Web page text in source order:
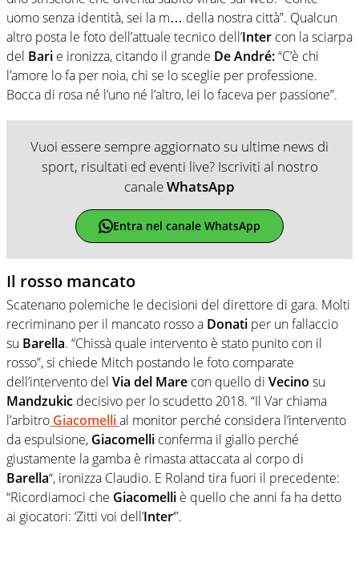
uomo senza identità, sei la m… della nostra città”. Qualcun
altro posta le foto dell’attuale tecnico dell’Inter con la sciarpa
del Bari e ironizza, citando il grande De André:“C’è chi
l’amore lo fa per noia, chi se lo sceglie per professione.
Bocca di rosa né l’uno né l’altro, lei lo faceva per passione”.
Vuoi essere sempre aggiornato su ultime news di
sport, risultati ed eventi live? Iscriviti al nostro
canaleWhatsApp
Entra nel canale WhatsApp
Il rosso mancato
Scatenano polemiche le decisioni del direttore di gara. Molti
recriminano per il mancato rosso a Donati per un fallaccio
su Barella. “Chissà quale intervento è stato punito con il
rosso”, si chiede Mitch postando le foto comparate
dell’intervento del Via del Mare con quello di Vecino su
Mandzukic decisivo per lo scudetto 2018. “Il Var chiama
l’arbitro Giacomellial monitor perché considera l’intervento
da espulsione, Giacomelli conferma il giallo perché
giustamente la gamba è rimasta attaccata al corpo di
Barella“, ironizza Claudio. E Roland tira fuori il precedente:
“Ricordiamoci che Giacomelli è quello che anni fa ha detto
ai giocatori: ‘Zitti voi dell’Inter‘”.